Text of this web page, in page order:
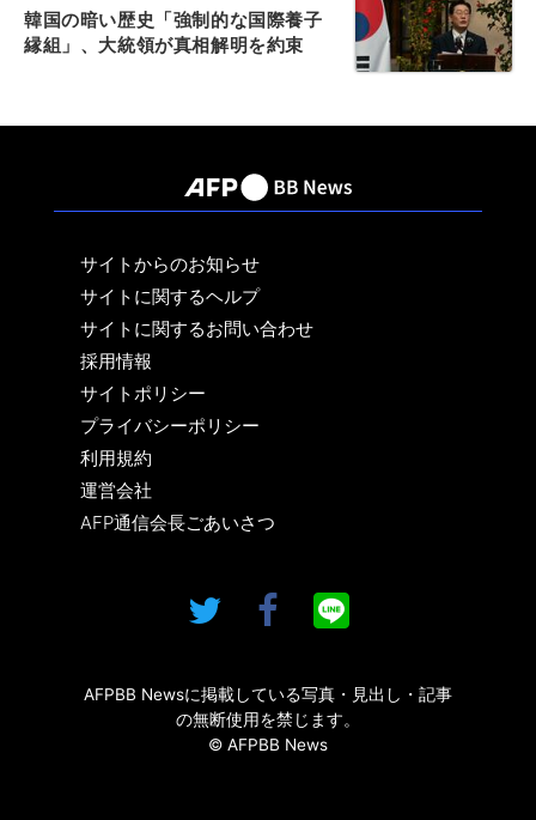
韓国の暗い歴史「強制的な国際養子
縁組」、大統領が真相解明を約束
サイトからのお知らせ
サイトに関するヘルプ
サイトに関するお問い合わせ
採用情報
サイトポリシー
プライバシーポリシー
利用規約
運営会社
AFP通信会長ごあいさつ
AFPBB Newsに掲載している写真・見出し・記事
の無断使用を禁じます。
© AFPBB News